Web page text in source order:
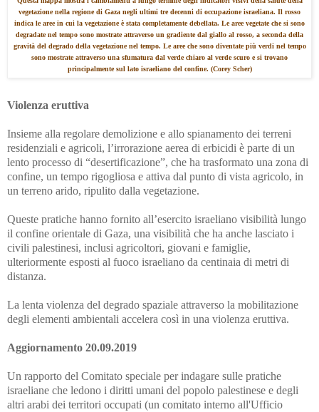
vegetazione nella regione di Gaza negli ultimi tre decenni di occupazione israeliana. Il rosso
indica le aree in cui la vegetazione è stata completamente debellata. Le aree vegetate che si sono
degradate nel tempo sono mostrate attraverso un gradiente dal giallo al rosso, a seconda della
gravità del degrado della vegetazione nel tempo. Le aree che sono diventate più verdi nel tempo
sono mostrate attraverso una sfumatura dal verde chiaro al verde scuro e si trovano
principalmente sul lato israeliano del confine. (Corey Scher)
Violenza eruttiva
Insieme alla regolare demolizione e allo spianamento dei terreni
residenziali e agricoli, l’irrorazione aerea di erbicidi è parte di un
lento processo di “desertificazione”, che ha trasformato una zona di
confine, un tempo rigogliosa e attiva dal punto di vista agricolo, in
un terreno arido, ripulito dalla vegetazione.
Queste pratiche hanno fornito all’esercito israeliano visibilità lungo
il confine orientale di Gaza, una visibilità che ha anche lasciato i
civili palestinesi, inclusi agricoltori, giovani e famiglie,
ulteriormente esposti al fuoco israeliano da centinaia di metri di
distanza.
La lenta violenza del degrado spaziale attraverso la mobilitazione
degli elementi ambientali accelera così in una violenza eruttiva.
Aggiornamento 20.09.2019
Un rapporto del Comitato speciale per indagare sulle pratiche
israeliane che ledono i diritti umani del popolo palestinese e degli
altri arabi dei territori occupati (un comitato interno all'Ufficio